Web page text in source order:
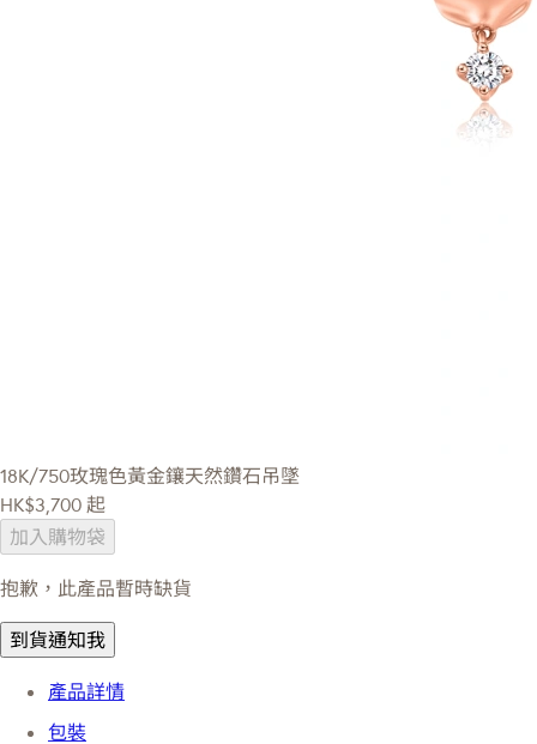
18K/750玫瑰色黃金鑲天然鑽石吊墜
HK$3,700 起
加入購物袋
抱歉，此產品暫時缺貨
到貨通知我
產品詳情
包裝